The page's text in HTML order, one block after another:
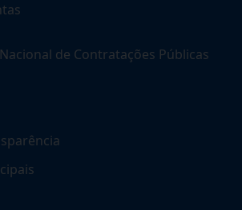
de Contratações Públicas